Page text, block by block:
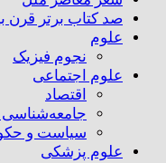
صد کتاب برتر قرن
علوم
نجوم فیزیک
علوم اجتماعی
اقتصاد
سیاست و
علوم پزشکی